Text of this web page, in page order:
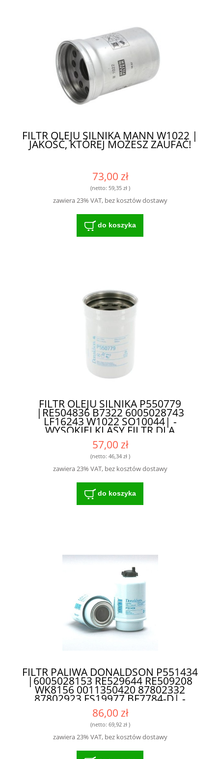
FILTR OLEJU SILNIKA MANN W1022 |
JAKOŚĆ, KTÓREJ MOŻESZ ZAUFAĆ!
73,00 zł
(netto: 59,35 zł)
zawiera 23% VAT, bez kosztów dostawy
do koszyka
FILTR OLEJU SILNIKA P550779
|RE504836 B7322 6005028743
LF16243 W1022 SO10044| -
WYSOKIEJ KLASY FILTR DLA
ROLNIKÓW I MECHANIKÓW
57,00 zł
(netto: 46,34 zł)
zawiera 23% VAT, bez kosztów dostawy
do koszyka
FILTR PALIWA DONALDSON P551434
|6005028153 RE529644 RE509208
WK8156 0011350420 87802332
87802923 FS19977 BF7784-D| -
PROFESJONALNY FILTR DO MASZYN
ROLNICZYCH
86,00 zł
(netto: 69,92 zł)
zawiera 23% VAT, bez kosztów dostawy